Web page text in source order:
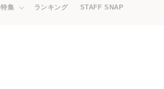
特集 ランキング STAFF SNAP